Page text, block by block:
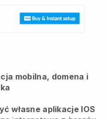
mobilna, domena i
własne aplikacje IOS